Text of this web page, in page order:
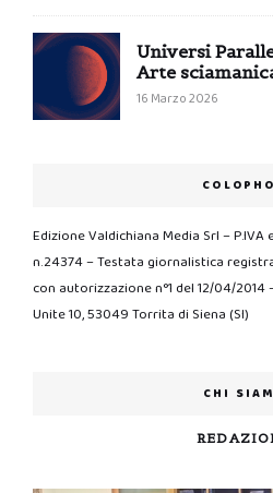
Universi
Arte
16 Marzo 2026
Edizione Valdichiana Media Srl – P.IVA
n.24374 – Testata giornalistica
con autorizzazione n°1 del 12/04/2014
Unite 10, 53049 Torrita di Siena (SI)
CHI